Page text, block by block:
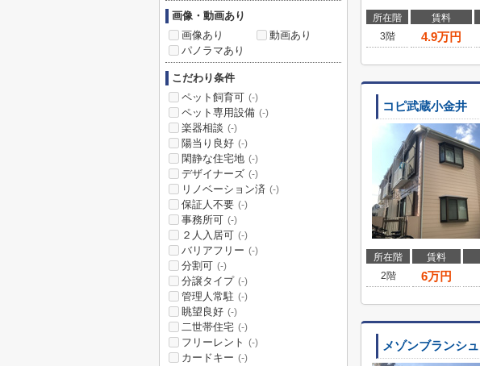
所在階 賃料
3階
4.9万円
コピ武蔵小金井
所在階 賃料
2階
6万円
メゾンブランシュ
画像・動画あり
画像あり
動画あり
パノラマあり
こだわり条件
ペット飼育可 (-)
ペット専用設備 (-)
楽器相談 (-)
陽当り良好 (-)
閑静な住宅地 (-)
デザイナーズ (-)
リノベーション済 (-)
保証人不要 (-)
事務所可 (-)
２人入居可 (-)
バリアフリー (-)
分割可 (-)
分譲タイプ (-)
管理人常駐 (-)
眺望良好 (-)
二世帯住宅 (-)
フリーレント (-)
カードキー (-)